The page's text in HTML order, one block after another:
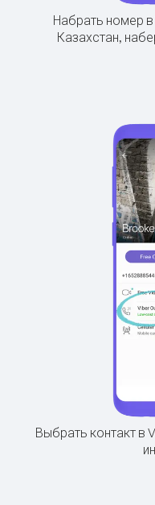
Набрать номер в
Казахстан,
Выбрать контакт в